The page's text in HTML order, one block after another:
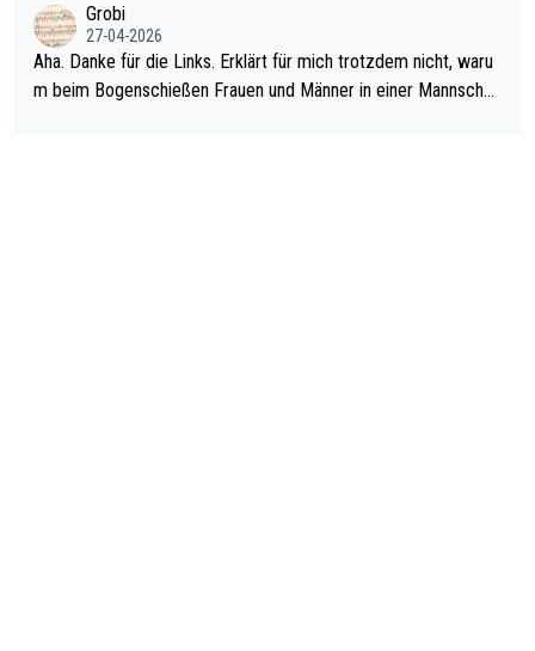
diese könnten teils wirksam behandelt werden! Dafür müsste
man nur zum Neurologen und nicht zum Mentaltrainer gehen…
Grobi
27-04-2026
Aha. Danke für die Links. Erklärt für mich trotzdem nicht, waru
m beim Bogenschießen Frauen und Männer in einer Mannschaf